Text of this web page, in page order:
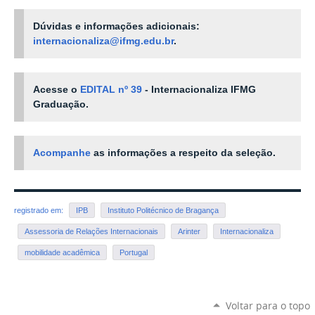
Dúvidas e informações adicionais:
internacionaliza@ifmg.edu.br.
Acesse o EDITAL nº 39 - Internacionaliza IFMG
Graduação.
Acompanheas informações a respeito da seleção.
registrado em: IPB Instituto Politécnico de Bragança
Assessoria de Relações Internacionais Arinter Internacionaliza
mobilidade acadêmica Portugal
Voltar para o topo